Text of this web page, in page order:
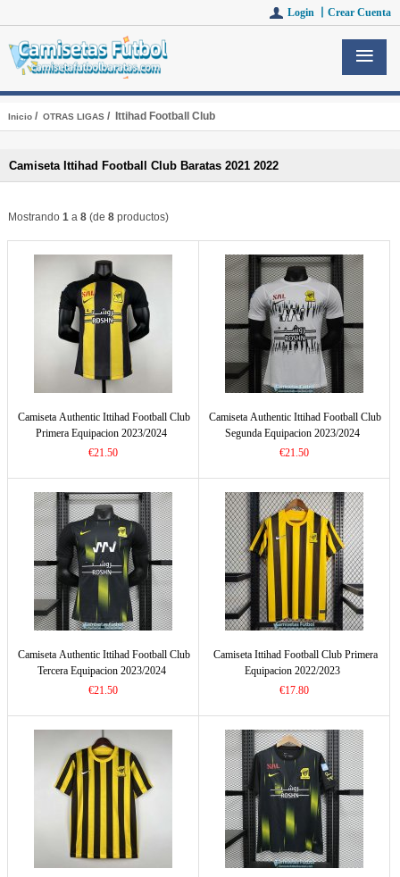
Login 丨 Crear Cuenta
Inicio/ OTRAS LIGAS/ Ittihad Football Club
Camiseta Ittihad Football Club Baratas 2021 2022
Mostrando 1a 8(de 8productos)
Camiseta Authentic Ittihad Football Club
Primera Equipacion 2023/2024
€21.50
Camiseta Authentic Ittihad Football Club
Segunda Equipacion 2023/2024
€21.50
Camiseta Authentic Ittihad Football Club
Tercera Equipacion 2023/2024
€21.50
Camiseta Ittihad Football Club Primera
Equipacion 2022/2023
€17.80